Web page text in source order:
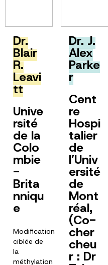
Dr.
Blair
R.
Leavi
tt
Unive
rsité
de la
Colo
mbie
-
Brita
nniqu
e
Modification
ciblée de
la
méthylation
Dr. J.
Alex
Parke
r
Cent
re
Hospi
talier
de
l’Univ
ersité
de
Mont
réal,
(Co-
cher
cheu
r : Dr